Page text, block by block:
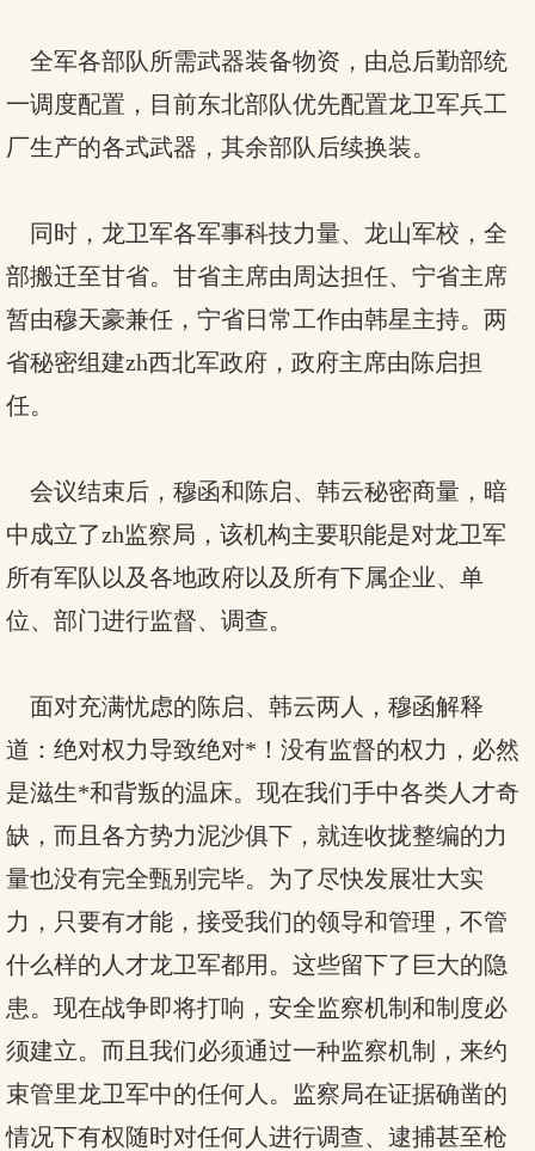
全军各部队所需武器装备物资，由总后勤部统
一调度配置，目前东北部队优先配置龙卫军兵工
厂生产的各式武器，其余部队后续换装。
同时，龙卫军各军事科技力量、龙山军校，全
部搬迁至甘省。甘省主席由周达担任、宁省主席
暂由穆天豪兼任，宁省日常工作由韩星主持。两
省秘密组建zh西北军政府，政府主席由陈启担
任。
会议结束后，穆函和陈启、韩云秘密商量，暗
中成立了zh监察局，该机构主要职能是对龙卫军
所有军队以及各地政府以及所有下属企业、单
位、部门进行监督、调查。
面对充满忧虑的陈启、韩云两人，穆函解释
道：绝对权力导致绝对*！没有监督的权力，必然
是滋生*和背叛的温床。现在我们手中各类人才奇
缺，而且各方势力泥沙俱下，就连收拢整编的力
量也没有完全甄别完毕。为了尽快发展壮大实
力，只要有才能，接受我们的领导和管理，不管
什么样的人才龙卫军都用。这些留下了巨大的隐
患。现在战争即将打响，安全监察机制和制度必
须建立。而且我们必须通过一种监察机制，来约
束管里龙卫军中的任何人。监察局在证据确凿的
情况下有权随时对任何人进行调查、逮捕甚至枪